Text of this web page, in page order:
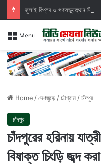
জুলাই বিপ্লব ও গণঅভ্যুত্থান দিবস
Menu
Home /দেশজুড়ে/চট্টগ্রাম/চাঁদপুর
চাঁদপুর
চাঁদপুরের হরিনায়
বিষাক্ত চিংড়ি জব্দ